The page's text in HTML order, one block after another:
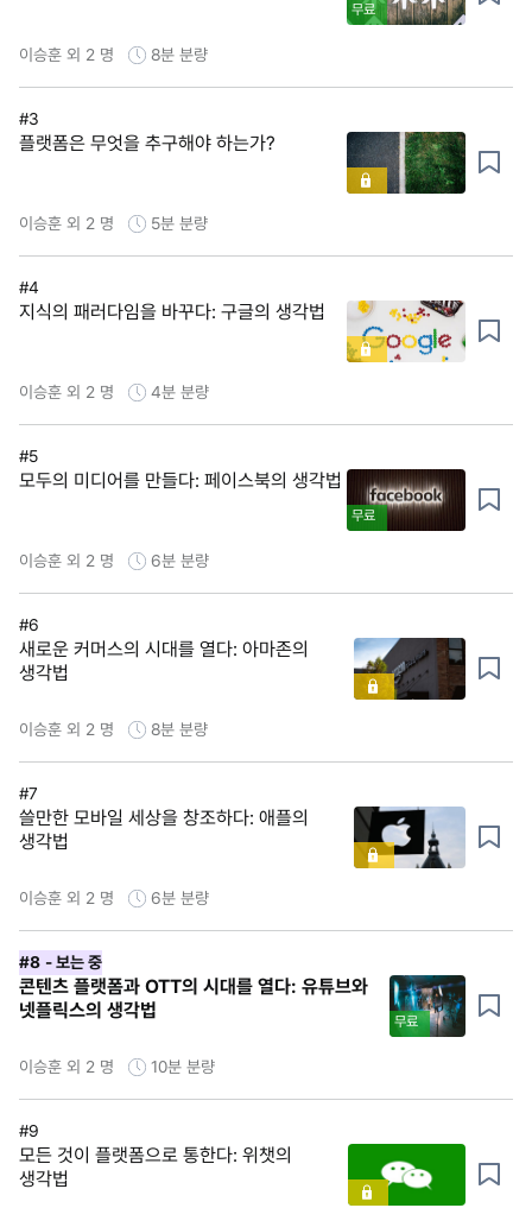
무료
이승훈 외 2 명 8분 분량
#3
플랫폼은 무엇을 추구해야 하는가?
이승훈 외 2 명 5분 분량
#4
지식의 패러다임을 바꾸다: 구글의 생각법
이승훈 외 2 명 4분 분량
#5
모두의 미디어를 만들다: 페이스북의 생각법
무료
이승훈 외 2 명 6분 분량
#6
새로운 커머스의 시대를 열다: 아마존의
생각법
이승훈 외 2 명 8분 분량
#7
쓸만한 모바일 세상을 창조하다: 애플의
생각법
이승훈 외 2 명 6분 분량
#8 - 보는 중
콘텐츠 플랫폼과 OTT의 시대를 열다: 유튜브와
넷플릭스의 생각법
무료
이승훈 외 2 명 10분 분량
#9
모든 것이 플랫폼으로 통한다: 위챗의
생각법